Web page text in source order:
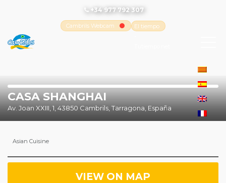
+34 977 792 307
Cambrils Webcam
El tiempo
CASA SHANGHAI
Av. Joan XXIII, 1, 43850 Cambrils, Tarragona, España
Asian Cuisine
VIEW ON MAP